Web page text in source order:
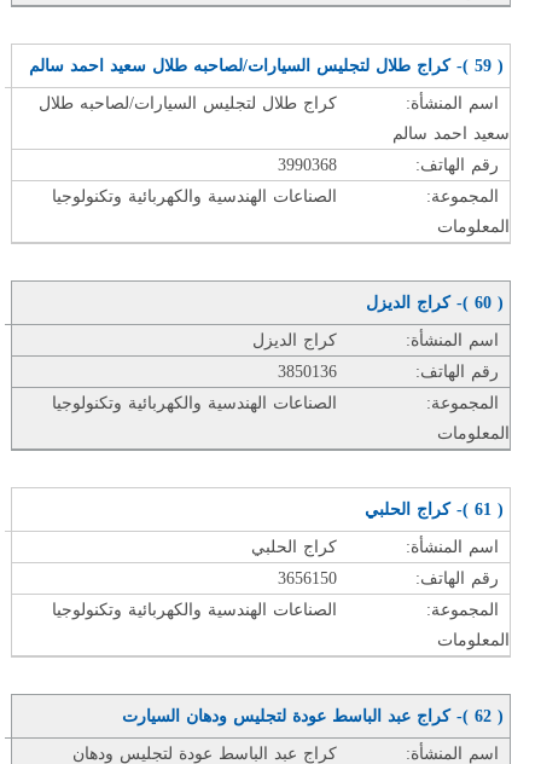
( 59 )- كراج طلال لتجليس السيارات/لصاحبه طلال سعيد احمد سالم
اسم المنشأة:
كراج طلال لتجليس السيارات/لصاحبه طلال
سعيد احمد سالم
رقم الهاتف:
3990368
المجموعة:
الصناعات الهندسية والكهربائية وتكنولوجيا
المعلومات
( 60 )- كراج الديزل
اسم المنشأة:
كراج الديزل
رقم الهاتف:
3850136
المجموعة:
الصناعات الهندسية والكهربائية وتكنولوجيا
المعلومات
( 61 )- كراج الحلبي
اسم المنشأة:
كراج الحلبي
رقم الهاتف:
3656150
المجموعة:
الصناعات الهندسية والكهربائية وتكنولوجيا
المعلومات
( 62 )- كراج عبد الباسط عودة لتجليس ودهان السيارت
اسم المنشأة:
كراج عبد الباسط عودة لتجليس ودهان